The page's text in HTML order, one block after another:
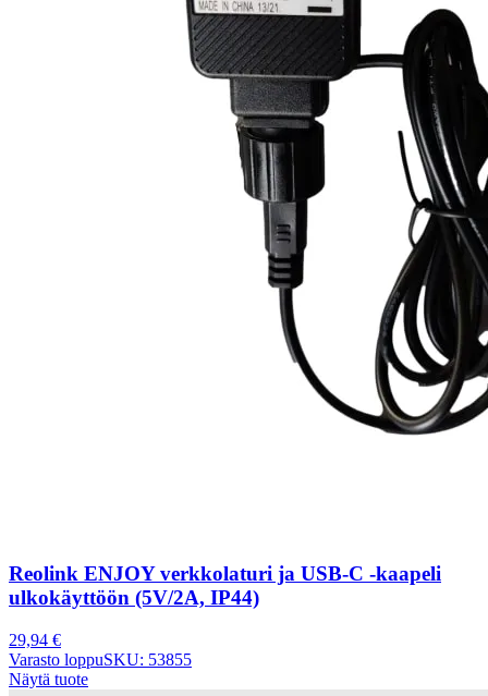
Reolink ENJOY verkkolaturi ja USB-C -kaapeli
ulkokäyttöön (5V/2A, IP44)
29,94 €
Varasto loppuSKU: 53855
Näytä tuote